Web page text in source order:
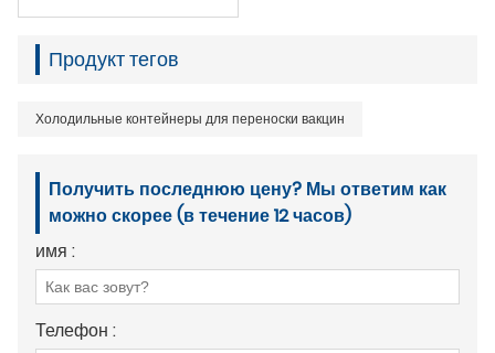
Продукт тегов
Холодильные контейнеры для переноски вакцин
Получить последнюю цену? Мы ответим как
можно скорее (в течение 12 часов)
имя :
Телефон :